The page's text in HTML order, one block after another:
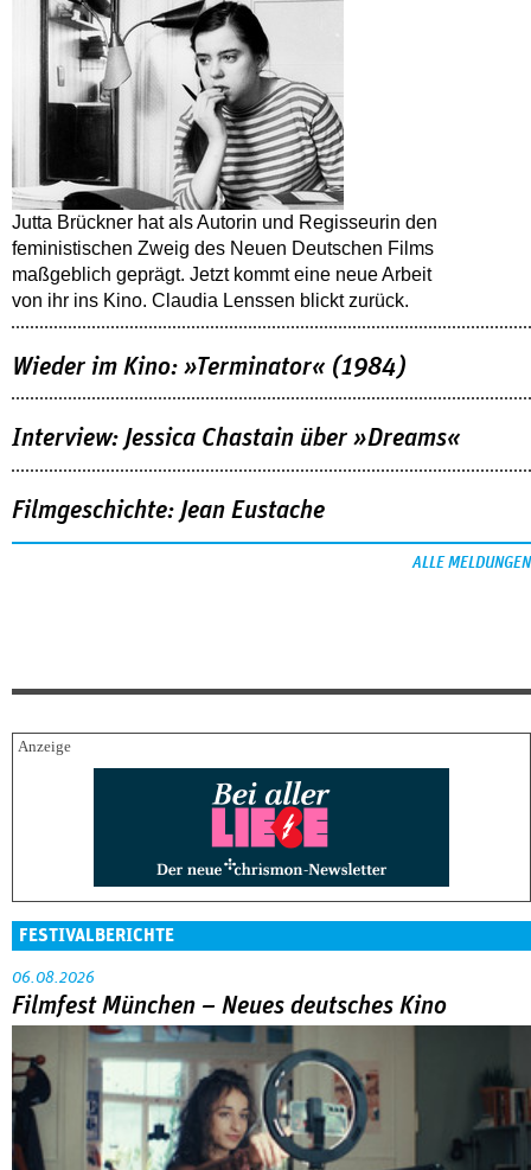
Jutta Brückner hat als Autorin und Regisseurin den
feministischen Zweig des Neuen Deutschen Films
maßgeblich geprägt. Jetzt kommt eine neue Arbeit
von ihr ins Kino. Claudia Lenssen blickt zurück.
Wieder im Kino: »Terminator« (1984)
Interview: Jessica Chastain über »Dreams«
Filmgeschichte: Jean Eustache
ALLE MELDUNGEN
FESTIVALBERICHTE
06.08.2026
Filmfest München – Neues deutsches Kino